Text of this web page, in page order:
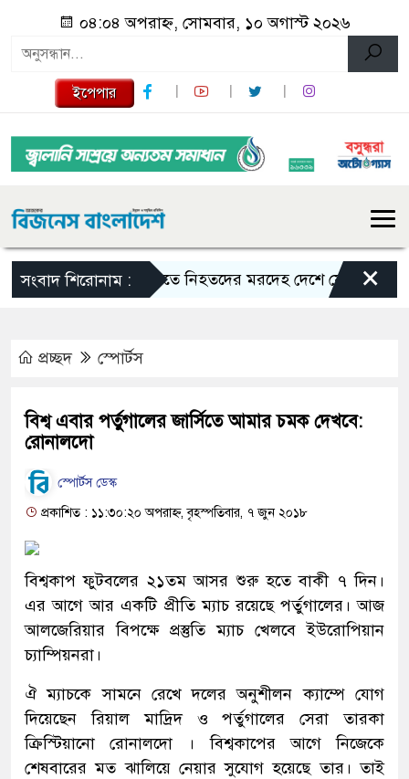
০৪:০৪ অপরাহ্ন, সোমবার, ১০ অগাস্ট ২০২৬
ইপেপার
সংবাদ শিরোনাম :সৌদিতে নিহতদের মরদেহ দেশে ফেরাতে ব্যবস্থা
×
প্রচ্ছদ স্পোর্টস
বিশ্ব এবার পর্তুগালের জার্সিতে আমার চমক দেখবে:
রোনালদো
স্পোর্টস ডেস্ক
প্রকাশিত : ১১:৩০:২০ অপরাহ্ন, বৃহস্পতিবার, ৭ জুন ২০১৮
বিশ্বকাপ ফুটবলের ২১তম আসর শুরু হতে বাকী ৭ দিন।
এর আগে আর একটি প্রীতি ম্যাচ রয়েছে পর্তুগালের। আজ
আলজেরিয়ার বিপক্ষে প্রস্তুতি ম্যাচ খেলবে ইউরোপিয়ান
চ্যাম্পিয়নরা।
ঐ ম্যাচকে সামনে রেখে দলের অনুশীলন ক্যাম্পে যোগ
দিয়েছেন রিয়াল মাদ্রিদ ও পর্তুগালের সেরা তারকা
ক্রিস্টিয়ানো রোনালদো । বিশ্বকাপের আগে নিজেকে
শেষবারের মত ঝালিয়ে নেয়ার সুযোগ হয়েছে তার। তাই